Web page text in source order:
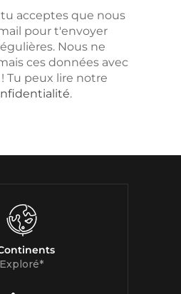
acceptes que nous
pour t'envoyer
Nous ne
ces données avec
Tu peux lire notre
.
Exploré*